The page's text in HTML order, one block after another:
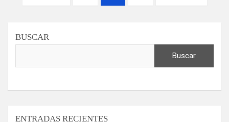
BUSCAR
Buscar
ENTRADAS RECIENTES